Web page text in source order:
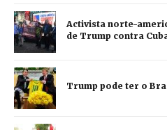
Activista norte-
de Trump contra
Trump pode ter o